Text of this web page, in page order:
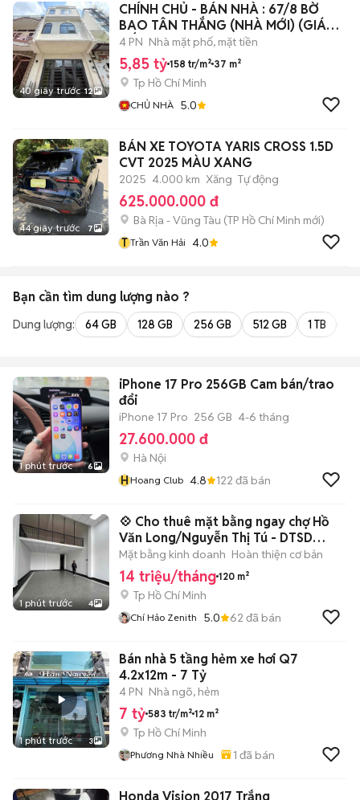
40 giây trước 12
CHÍNH CHỦ - BÁN NHÀ : 67/8 BỜ
BAO TÂN THẮNG (NHÀ MỚI) (GIÁ
TỐT)
4 PN Nhà mặt phố, mặt tiền
5,85 tỷ 158 tr/m² 37 m²
Tp Hồ Chí Minh
CHỦ NHÀ 5.0
44 giây trước 7
BÁN XE TOYOTA YARIS CROSS 1.5D
CVT 2025 MÀU XANG
2025 4.000 km Xăng Tự động
625.000.000 đ
Bà Rịa - Vũng Tàu (TP Hồ Chí Minh mới)
T Trần Văn Hải 4.0
Bạn cần tìm dung lượng nào ?
Dung lượng: 64 GB 128 GB 256 GB 512 GB 1 TB
1 phút trước 6
iPhone 17 Pro 256GB Cam bán/trao
đổi
iPhone 17 Pro 256 GB 4-6 tháng
27.600.000 đ
Hà Nội
HHoang Club 4.8 122 đã bán
1 phút trước 4
💠 Cho thuê mặt bằng ngay chợ Hồ
Văn Long/Nguyễn Thị Tú - DTSD
>120m2
Mặt bằng kinh doanh Hoàn thiện cơ bản
14 triệu/tháng 120 m²
Tp Hồ Chí Minh
Chí Hảo Zenith 5.0 62 đã bán
1 phút trước 3
Bán nhà 5 tầng hẻm xe hơi Q7
4.2x12m - 7 Tỷ
4 PN Nhà ngõ, hẻm
7 tỷ 583 tr/m² 12 m²
Tp Hồ Chí Minh
Phương Nhà Nhiều 1 đã bán
Honda Vision 2017 Trắng